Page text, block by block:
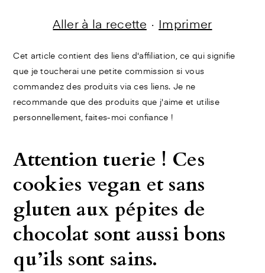
Aller à la recette · Imprimer
Cet article contient des liens d'affiliation, ce qui signifie
que je toucherai une petite commission si vous
commandez des produits via ces liens. Je ne
recommande que des produits que j'aime et utilise
personnellement, faites-moi confiance !
Attention tuerie ! Ces
cookies vegan et sans
gluten aux pépites de
chocolat sont aussi bons
qu’ils sont sains.